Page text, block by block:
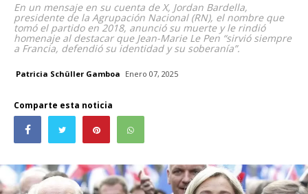
En un mensaje en su cuenta de X, Jordan Bardella,
presidente de la Agrupación Nacional (RN), el nombre que
tomó el partido en 2018, anunció su muerte y le rindió
homenaje al destacar que Jean-Marie Le Pen “sirvió siempre
a Francia, defendió su identidad y su soberanía”.
Patricia Schüller Gamboa Enero 07, 2025
Comparte esta noticia